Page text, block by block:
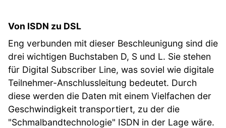
Von ISDN zu DSL
Eng verbunden mit dieser Beschleunigung sind die
drei wichtigen Buchstaben D, S und L. Sie stehen
für Digital Subscriber Line, was soviel wie digitale
Teilnehmer-Anschlussleitung bedeutet. Durch
diese werden die Daten mit einem Vielfachen der
Geschwindigkeit transportiert, zu der die
"Schmalbandtechnologie" ISDN in der Lage wäre.